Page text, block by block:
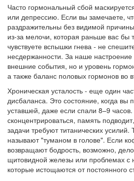
Часто гормональный сбой
или депрессию. Если вы замечаете,
раздражительны без видимой
из-за мелочи, которая раньше вас бы
чувствуете вспышки гнева - не
несдержанности. За наше настроение
внешние события, но и уровень
а также баланс половых гормонов во
Хроническая усталость - еще один
дисбаланса. Это состояние, когда вы
уставшей, даже если спали 8–9
сконцентрироваться, память
задачи требуют титанических усилий.
называют "туманом в голове". Если
возвращают бодрость, возможно,
щитовидной железы или проблемах с
которые истощаются от постоянного